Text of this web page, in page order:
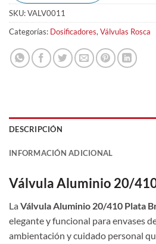
SKU:VALV0011
Categorías: Dosificadores, Válvulas Rosca
DESCRIPCIÓN
INFORMACIÓN ADICIONAL
Válvula Aluminio 20/
LaVálvula Aluminio 20/410 Plata
elegante y funcional para envases
ambientación y cuidado personal